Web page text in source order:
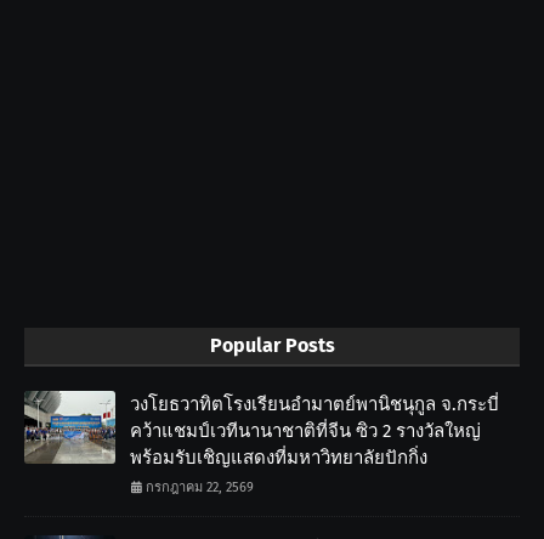
Popular Posts
วงโยธวาทิตโรงเรียนอำมาตย์พานิชนุกูล จ.กระบี่
คว้าแชมป์เวทีนานาชาติที่จีน ซิว 2 รางวัลใหญ่
พร้อมรับเชิญแสดงที่มหาวิทยาลัยปักกิ่ง
กรกฎาคม 22, 2569